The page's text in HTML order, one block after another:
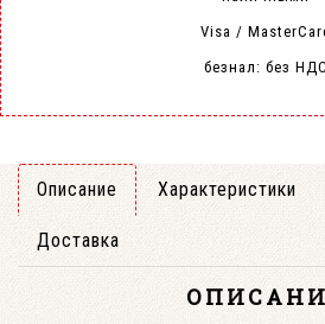
Visa /
безнал: без НДС
Описание Характеристики
Доставка